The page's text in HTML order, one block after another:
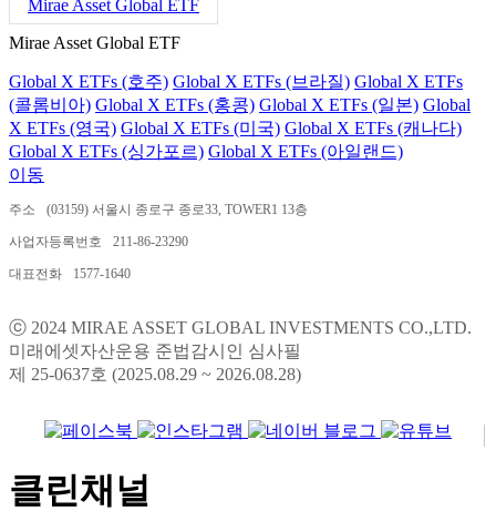
Mirae Asset Global ETF
Mirae Asset Global ETF
Global X ETFs (호주) Global X ETFs (브라질) Global X ETFs
(콜롬비아) Global X ETFs (홍콩) Global X ETFs (일본) Global
X ETFs (영국) Global X ETFs (미국) Global X ETFs (캐나다)
Global X ETFs (싱가포르) Global X ETFs (아일랜드)
이동
주소 (03159) 서울시 종로구 종로33, TOWER1 13층
사업자등록번호 211-86-23290
대표전화 1577-1640
ⓒ 2024 MIRAE ASSET GLOBAL INVESTMENTS CO.,LTD.
미래에셋자산운용 준법감시인 심사필
제 25-0637호 (2025.08.29 ~ 2026.08.28)
클린채널